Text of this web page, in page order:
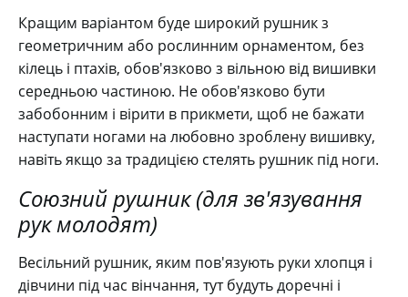
Кращим варіантом буде широкий рушник з
геометричним або рослинним орнаментом, без
кілець і птахів, обов'язково з вільною від вишивки
середньою частиною. Не обов'язково бути
забобонним і вірити в прикмети, щоб не бажати
наступати ногами на любовно зроблену вишивку,
навіть якщо за традицією стелять рушник під ноги.
Союзний рушник (для зв'язування
рук молодят)
Весільний рушник, яким пов'язують руки хлопця і
дівчини під час вінчання, тут будуть доречні і